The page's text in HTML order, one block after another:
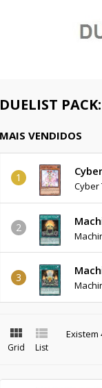
DUELIST
MAIS VENDIDOS
Cyber

Grid

List
Existem